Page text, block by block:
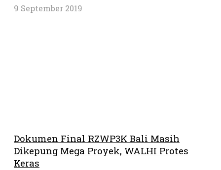
9 September 2019
Dokumen Final RZWP3K Bali Masih
Dikepung Mega Proyek, WALHI Protes
Keras